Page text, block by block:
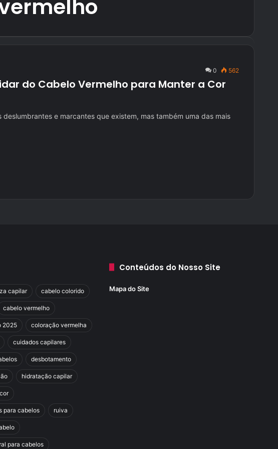
0 562
do Cabelo Vermelho para Manter a Cor
e marcantes que existem, mas também uma das mais
capilar cabelo colorido
cabelo vermelho
2025 coloração vermelha
cuidados capilares
desbotamento
hidratação capilar
para cabelos ruiva
para cabelos
Conteúdos do Nosso Site
Mapa do Site